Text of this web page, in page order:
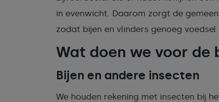
in evenwicht. Daarom zorgt de
zodat bijen en vlinders genoeg voedsel
Wat doen we voor de
Bijen en andere insecten
We houden rekening met insecten bij